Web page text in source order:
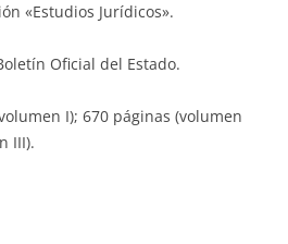
«Estudios Jurídicos».
Oficial del Estado.
I); 670 páginas (volumen
III).